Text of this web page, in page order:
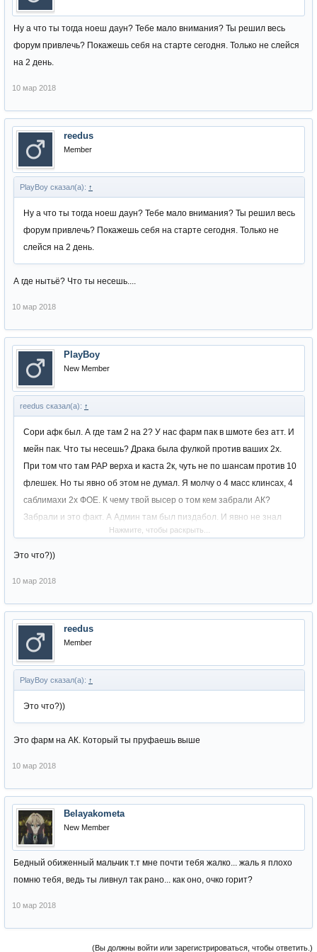
Ну а что ты тогда ноеш даун? Тебе мало внимания? Ты решил весь
форум привлечь? Покажешь себя на старте сегодня. Только не слейся
на 2 день.
10 мар 2018
reedus
Member
PlayBoy сказал(а): ↑
Ну а что ты тогда ноеш даун? Тебе мало внимания? Ты решил весь
форум привлечь? Покажешь себя на старте сегодня. Только не
слейся на 2 день.
А где нытьё? Что ты несешь....
10 мар 2018
PlayBoy
New Member
reedus сказал(а): ↑
Сори афк был. А где там 2 на 2? У нас фарм пак в шмоте без атт. И
мейн пак. Что ты несешь? Драка была фулкой против ваших 2х.
При том что там РАР верха и каста 2к, чуть не по шансам против 10
флешек. Но ты явно об этом не думал. Я молчу о 4 масс клинсах, 4
саблимахи 2х ФОЕ. К чему твой высер о том кем забрали АК?
Забрали и это факт. А Админ там был пиздабол. И явно не знал
ничего об игре, тем более как сделать ПВП зону
Нажмите, чтобы раскрыть...
Это что?))
10 мар 2018
reedus
Member
PlayBoy сказал(а): ↑
Это что?))
Это фарм на АК. Который ты пруфаешь выше
10 мар 2018
Belayakometa
New Member
Бедный обиженный мальчик т.т мне почти тебя жалко... жаль я плохо
помню тебя, ведь ты ливнул так рано... как оно, очко горит?
10 мар 2018
(Вы должны войти или зарегистрироваться, чтобы ответить.)